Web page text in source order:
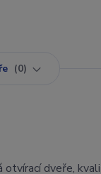
0
dveře,